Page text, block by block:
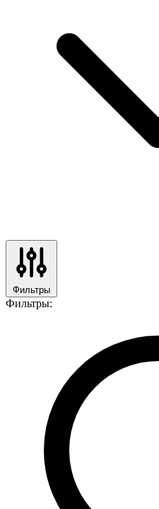
Фильтры
Фильтры: